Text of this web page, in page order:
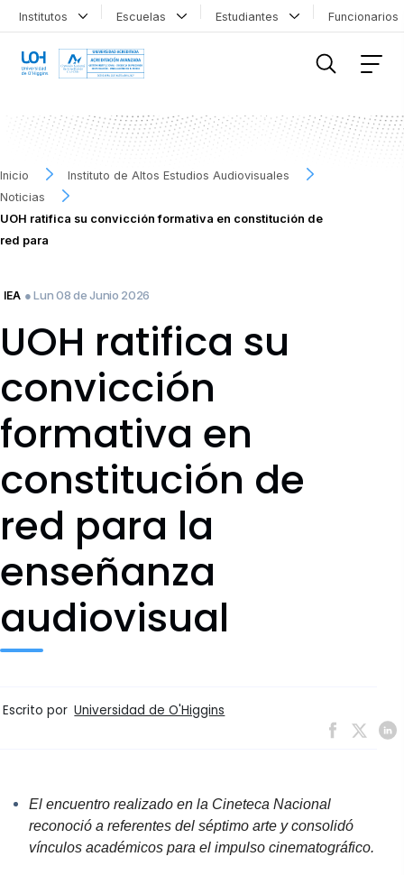
Institutos Escuelas Estudiantes
Inicio
Instituto de Altos Estudios Audiovisuales
Noticias
UOH ratifica su convicción formativa en constitución de
red para
IEA ● Lun 08 de Junio 2026
UOH ratifica su
convicción
formativa en
constitución de
red para la
enseñanza
audiovisual
Escrito por Universidad de O'Higgins
El encuentro realizado en la Cineteca Nacional
reconoció a referentes del séptimo arte y consolidó
vínculos académicos para el impulso cinematográfico.